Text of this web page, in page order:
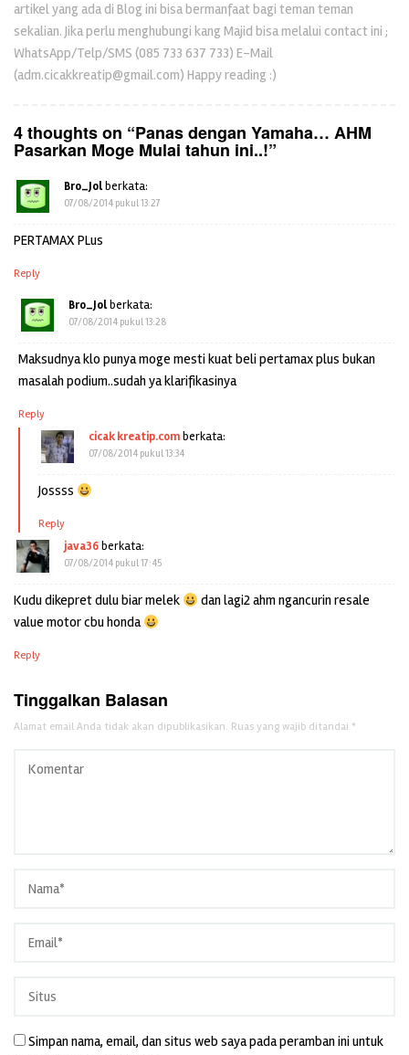
artikel yang ada di Blog ini bisa bermanfaat bagi teman teman
sekalian. Jika perlu menghubungi kang Majid bisa melalui contact ini ;
WhatsApp/Telp/SMS (085 733 637 733) E-Mail
(adm.cicakkreatip@gmail.com) Happy reading :)
4 thoughts on “Panas dengan Yamaha… AHM
Pasarkan Moge Mulai tahun ini..!”
Bro_Jolberkata:
07/08/2014 pukul 13:27
PERTAMAX PLus
Reply
Bro_Jolberkata:
07/08/2014 pukul 13:28
Maksudnya klo punya moge mesti kuat beli pertamax plus bukan
masalah podium..sudah ya klarifikasinya
Reply
cicak kreatip.comberkata:
07/08/2014 pukul 13:34
Jossss
Reply
java36berkata:
07/08/2014 pukul 17:45
Kudu dikepret dulu biar melek
dan lagi2 ahm ngancurin resale
value motor cbu honda
Reply
Tinggalkan Balasan
Alamat email Anda tidak akan dipublikasikan. Ruas yang wajib ditandai *
Simpan nama, email, dan situs web saya pada peramban ini untuk